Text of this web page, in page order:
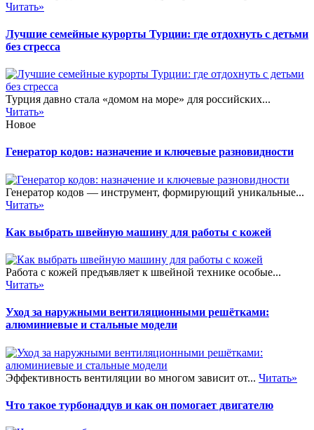
Читать»
Лучшие семейные курорты Турции: где отдохнуть с детьми
без стресса
Турция давно стала «домом на море» для российских...
Читать»
Новое
Генератор кодов: назначение и ключевые разновидности
Генератор кодов — инструмент, формирующий уникальные...
Читать»
Как выбрать швейную машину для работы с кожей
Работа с кожей предъявляет к швейной технике особые...
Читать»
Уход за наружными вентиляционными решётками:
алюминиевые и стальные модели
Эффективность вентиляции во многом зависит от... Читать»
Что такое турбонаддув и как он помогает двигателю